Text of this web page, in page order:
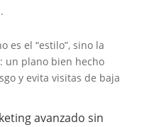
es el “estilo”, sino la
un plano bien hecho
y evita visitas de baja
avanzado sin